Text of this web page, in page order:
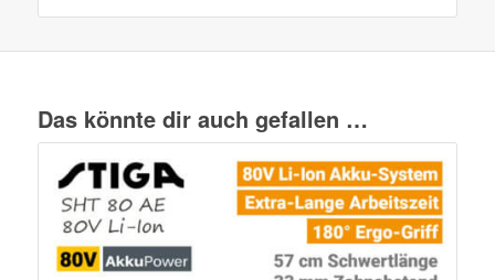
Das könnte dir auch gefallen …